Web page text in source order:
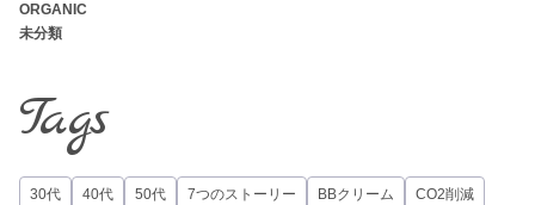
ORGANIC
未分類
Tags
30代 40代 50代 7つのストーリー BBクリーム CO2削減